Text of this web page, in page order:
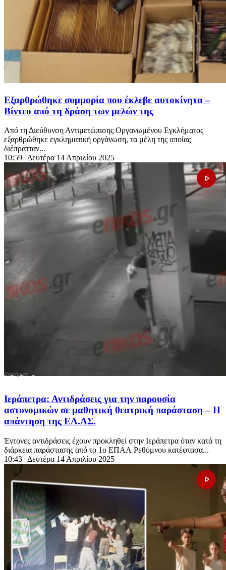
Εξαρθρώθηκε συμμορία που έκλεβε αυτοκίνητα –
Βίντεο από τη δράση των μελών της
Από τη Διεύθυνση Αντιμετώπισης Οργανωμένου Εγκλήματος
εξαρθρώθηκε εγκληματική οργάνωση, τα μέλη της οποίας
διέπρατταν...
10:59 | Δευτέρα 14 Απριλίου 2025
Ιεράπετρα: Αντιδράσεις για την παρουσία
αστυνομικών σε μαθητική θεατρική παράσταση – Η
απάντηση της ΕΛ.ΑΣ.
Έντονες αντιδράσεις έχουν προκληθεί στην Ιεράπετρα όταν κατά τη
διάρκεια παράστασης από το 1ο ΕΠΑΛ Ρεθύμνου κατέφτασα...
10:43 | Δευτέρα 14 Απριλίου 2025